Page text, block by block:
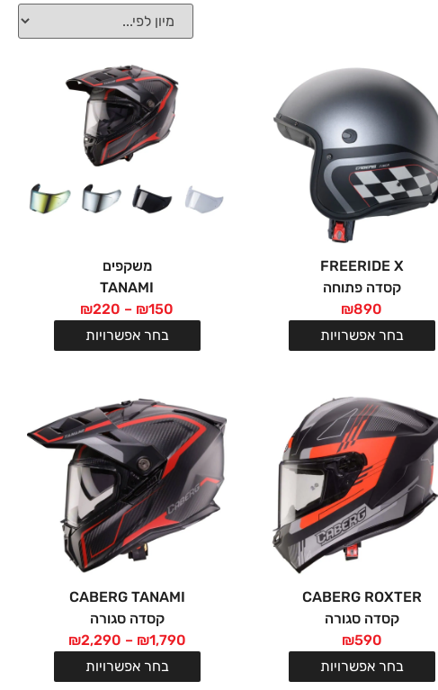
FREERIDE X
קסדה פתוחה
₪890
בחר אפשרויות
משקפים
TANAMI
₪150
–
₪220
בחר אפשרויות
CABERG ROXTER
קסדה סגורה
₪590
בחר אפשרויות
CABERG TANAMI
קסדה סגורה
₪1,790
–
₪2,290
בחר אפשרויות